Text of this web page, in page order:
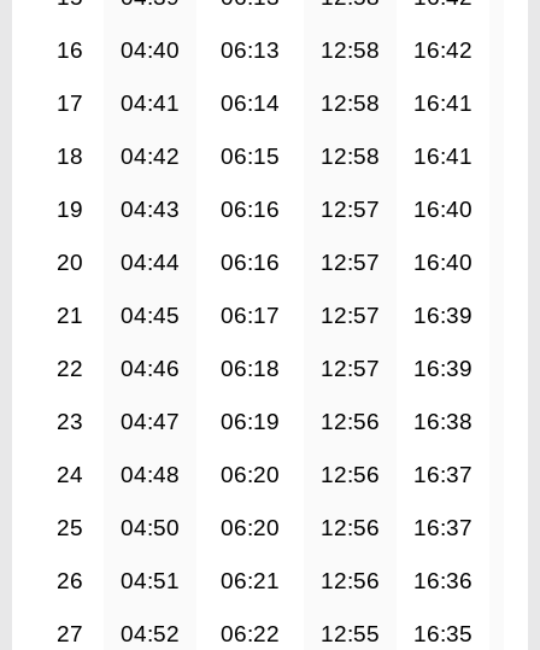
16 04:40 06:13 12:58 16:42
17 04:41 06:14 12:58 16:41
18 04:42 06:15 12:58 16:41
19 04:43 06:16 12:57 16:40
20 04:44 06:16 12:57 16:40
21 04:45 06:17 12:57 16:39
22 04:46 06:18 12:57 16:39
23 04:47 06:19 12:56 16:38
24 04:48 06:20 12:56 16:37
25 04:50 06:20 12:56 16:37
26 04:51 06:21 12:56 16:36
27 04:52 06:22 12:55 16:35